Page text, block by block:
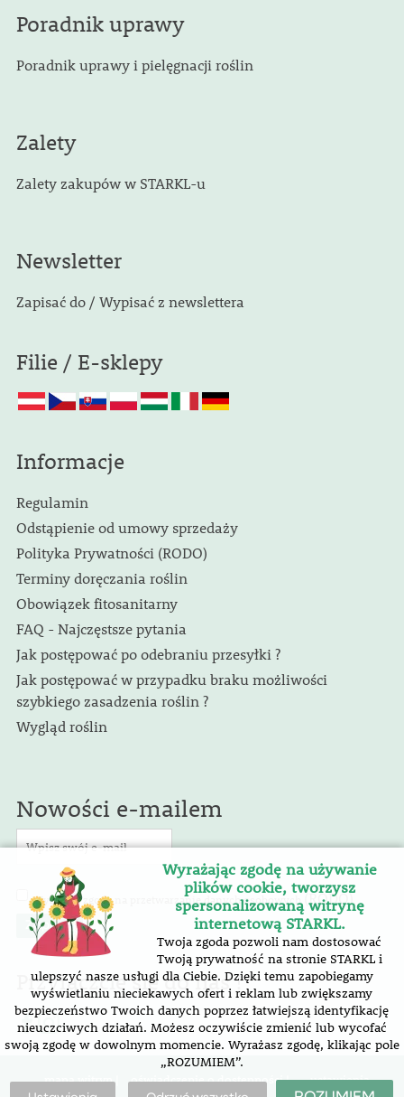
Poradnik uprawy
Poradnik uprawy i pielęgnacji roślin
Zalety
Zalety zakupów w STARKL-u
Newsletter
Zapisać do / Wypisać z newslettera
Filie / E-sklepy
Informacje
Regulamin
Odstąpienie od umowy sprzedaży
Polityka Prywatności (RODO)
Terminy doręczania roślin
Obowiązek fitosanitarny
FAQ - Najczęstsze pytania
Jak postępować po odebraniu przesyłki ?
Jak postępować w przypadku braku możliwości
szybkiego zasadzenia roślin ?
Wygląd roślin
Nowości e-mailem
Wyrażam zgodę na przetwarzanie danych osobowych (RODO)
Przyłączcie się do nas !
mapa witryn | oświadczenie o dostępności|
ustawienia
Wyrażając zgodę na używanie
plików cookie, tworzysz
spersonalizowaną witrynę
internetową STARKL.
Twoja zgoda pozwoli nam dostosować
Twoją prywatność na stronie STARKL i
ulepszyć nasze usługi dla Ciebie. Dzięki temu zapobiegamy
wyświetlaniu nieciekawych ofert i reklam lub zwiększamy
bezpieczeństwo Twoich danych poprzez łatwiejszą identyfikację
nieuczciwych działań. Możesz oczywiście zmienić lub wycofać
swoją zgodę w dowolnym momencie. Wyrażasz zgodę, klikając pole
„ROZUMIEM”.